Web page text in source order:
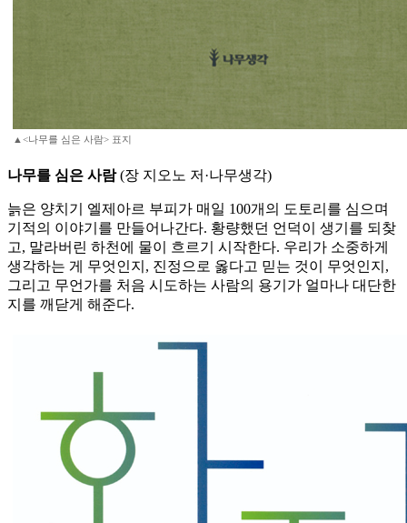
▲<나무를 심은 사람> 표지
나무를 심은 사람(장 지오노 저·나무생각)
늙은 양치기 엘제아르 부피가 매일 100개의 도토리를 심으며
기적의 이야기를 만들어나간다. 황량했던 언덕이 생기를 되찾
고, 말라버린 하천에 물이 흐르기 시작한다. 우리가 소중하게
생각하는 게 무엇인지, 진정으로 옳다고 믿는 것이 무엇인지,
그리고 무언가를 처음 시도하는 사람의 용기가 얼마나 대단한
지를 깨닫게 해준다.